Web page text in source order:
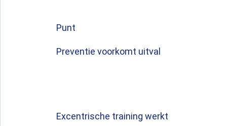
Punt
Preventie voorkomt uitval
Excentrische training werkt